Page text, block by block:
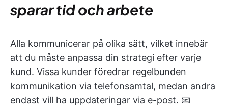
sparar tid och arbete
Alla kommunicerar på olika sätt, vilket innebär
att du måste anpassa din strategi efter varje
kund. Vissa kunder föredrar regelbunden
kommunikation via telefonsamtal, medan andra
endast vill ha uppdateringar via e-post. 📧